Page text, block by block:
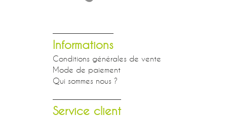
Informations
Conditions générales de vente
Mode de paiement
Qui sommes nous ?
Service client